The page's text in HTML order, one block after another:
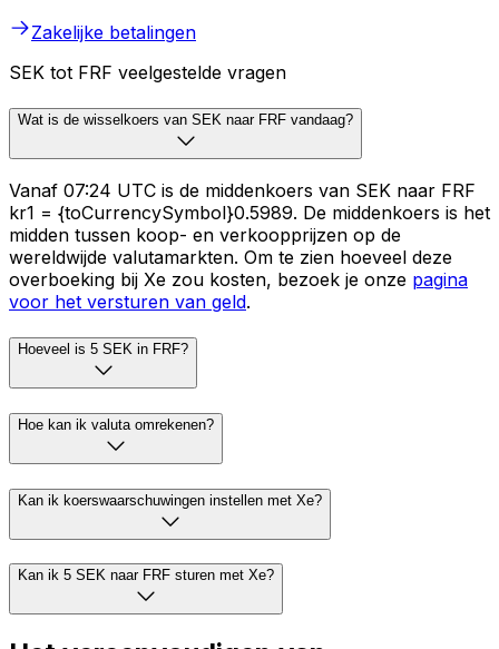
Zakelijke betalingen
SEK tot FRF veelgestelde vragen
Wat is de wisselkoers van SEK naar FRF vandaag?
Vanaf 07:24 UTC is de middenkoers van SEK naar FRF
kr1 = {toCurrencySymbol}0.5989. De middenkoers is het
midden tussen koop- en verkoopprijzen op de
wereldwijde valutamarkten. Om te zien hoeveel deze
overboeking bij Xe zou kosten, bezoek je onze pagina
voor het versturen van geld.
Hoeveel is 5 SEK in FRF?
Hoe kan ik valuta omrekenen?
Kan ik koerswaarschuwingen instellen met Xe?
Kan ik 5 SEK naar FRF sturen met Xe?